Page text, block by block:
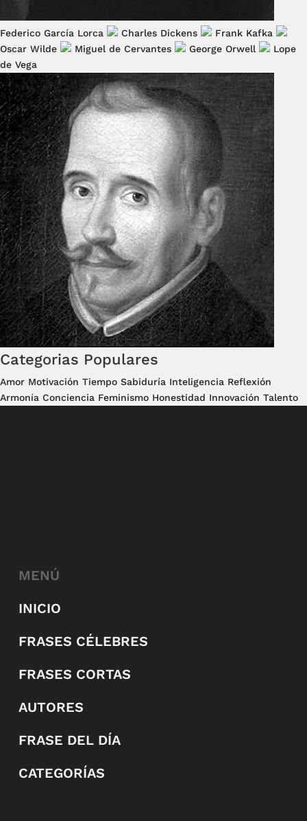
Federico García Lorca Charles Dickens
Frank Kafka
Oscar Wilde
Miguel de Cervantes George Orwell
Lope
de Vega
Categorias Populares
Amor Motivación Tiempo Sabiduría Inteligencia Reflexión
Armonía Conciencia Feminismo Honestidad Innovación Talento
MENÚ
INICIO
FRASES CÉLEBRES
FRASES CORTAS
AUTORES
FRASE DEL DÍA
CATEGORÍAS